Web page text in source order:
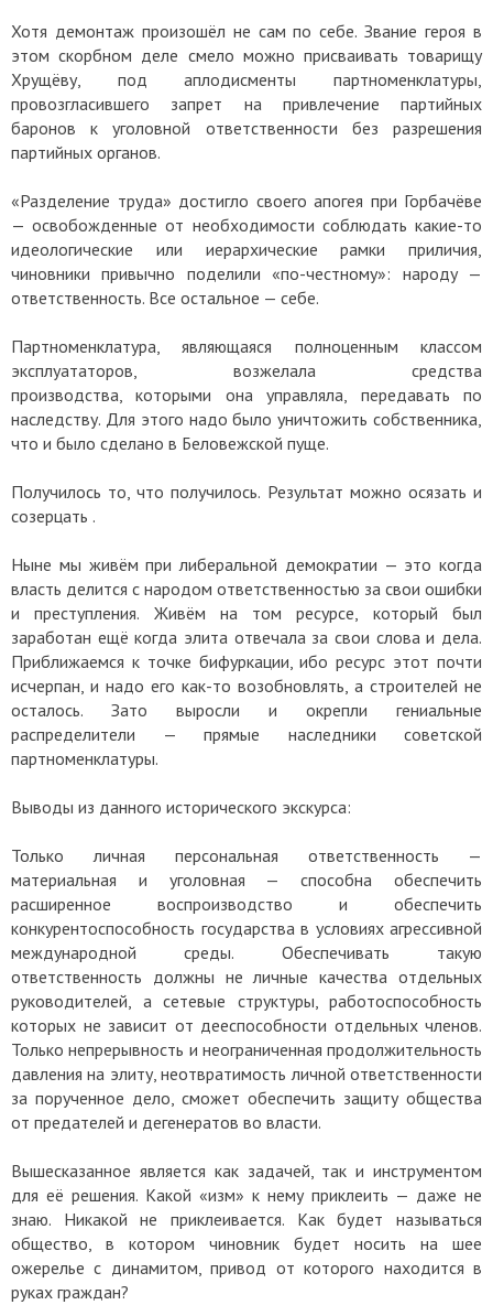
Хотя демонтаж произошёл не сам по себе. Звание героя в
этом скорбном деле смело можно присваивать товарищу
Хрущёву, под аплодисменты партноменклатуры,
провозгласившего запрет на привлечение партийных
баронов к уголовной ответственности без разрешения
партийных органов.
«Разделение труда» достигло своего апогея при Горбачёве
— освобожденные от необходимости соблюдать какие-то
идеологические или иерархические рамки приличия,
чиновники привычно поделили «по-честному»: народу —
ответственность. Все остальное — себе.
Партноменклатура, являющаяся полноценным классом
эксплуататоров, возжелала средства
производства, которыми она управляла, передавать по
наследству. Для этого надо было уничтожить собственника,
что и было сделано в Беловежской пуще.
Получилось то, что получилось. Результат можно осязать и
созерцать .
Ныне мы живём при либеральной демократии — это когда
власть делится с народом ответственностью за свои ошибки
и преступления. Живём на том ресурсе, который был
заработан ещё когда элита отвечала за свои слова и дела.
Приближаемся к точке бифуркации, ибо ресурс этот почти
исчерпан, и надо его как-то возобновлять, а строителей не
осталось. Зато выросли и окрепли гениальные
распределители — прямые наследники советской
партноменклатуры.
Выводы из данного исторического экскурса:
Только личная персональная ответственность —
материальная и уголовная — способна обеспечить
расширенное воспроизводство и обеспечить
конкурентоспособность государства в условиях агрессивной
международной среды. Обеспечивать такую
ответственность должны не личные качества отдельных
руководителей, а сетевые структуры, работоспособность
которых не зависит от дееспособности отдельных членов.
Только непрерывность и неограниченная продолжительность
давления на элиту, неотвратимость личной ответственности
за порученное дело, сможет обеспечить защиту общества
от предателей и дегенератов во власти.
Вышесказанное является как задачей, так и инструментом
для её решения. Какой «изм» к нему приклеить — даже не
знаю. Никакой не приклеивается. Как будет называться
общество, в котором чиновник будет носить на шее
ожерелье с динамитом, привод от которого находится в
руках граждан?